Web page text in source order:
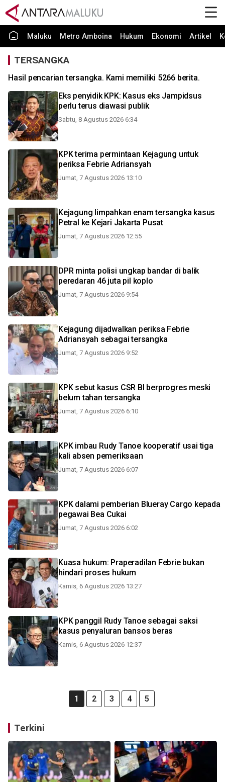
Maluku Metro Amboina Hukum Ekonomi Artikel
TERSANGKA
Hasil pencarian tersangka. Kami memiliki 5266 berita.
Eks penyidik KPK: Kasus eks Jampidsus
perlu terus diawasi publik
Sabtu, 8 Agustus 2026 6:34
KPK terima permintaan Kejagung untuk
periksa Febrie Adriansyah
Jumat, 7 Agustus 2026 13:10
Kejagung limpahkan enam tersangka kasus
Petral ke Kejari Jakarta Pusat
Jumat, 7 Agustus 2026 12:55
DPR minta polisi ungkap bandar di balik
peredaran 46 juta pil koplo
Jumat, 7 Agustus 2026 9:54
Kejagung dijadwalkan periksa Febrie
Adriansyah sebagai tersangka
Jumat, 7 Agustus 2026 9:52
KPK sebut kasus CSR BI berprogres meski
belum tahan tersangka
Jumat, 7 Agustus 2026 6:10
KPK imbau Rudy Tanoe kooperatif usai tiga
kali absen pemeriksaan
Jumat, 7 Agustus 2026 6:07
KPK dalami pemberian Blueray Cargo kepada
pegawai Bea Cukai
Jumat, 7 Agustus 2026 6:02
Kuasa hukum: Praperadilan Febrie bukan
hindari proses hukum
Kamis, 6 Agustus 2026 13:27
KPK panggil Rudy Tanoe sebagai saksi
kasus penyaluran bansos beras
Kamis, 6 Agustus 2026 12:37
1 2 3 4 5
Terkini